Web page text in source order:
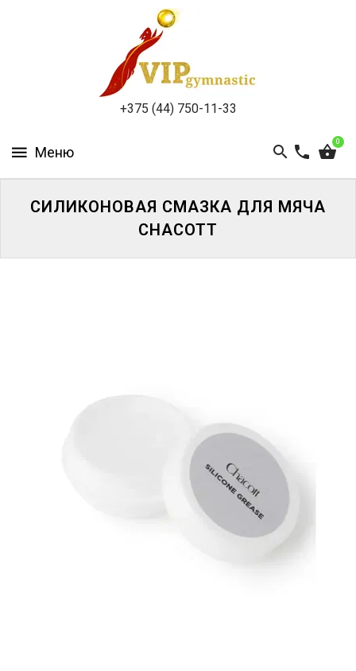
+375 (44) 750-11-33
0
СИЛИКОНОВАЯ СМАЗКА ДЛЯ МЯЧА
CHACOTT